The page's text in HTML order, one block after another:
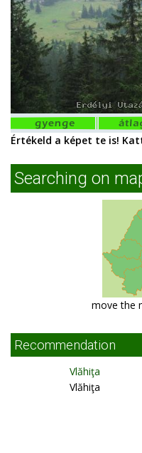
Értékeld a képet te is!
Searching on
move the
Recommendation
Vlăhiţa
Vlăhiţa